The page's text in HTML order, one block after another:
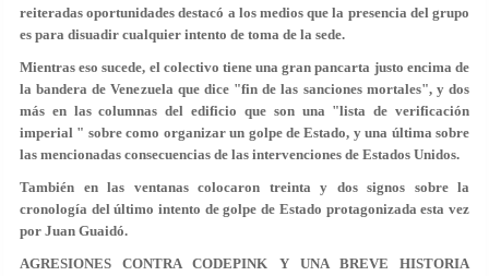
reiteradas oportunidades destacó a los medios que la presencia del grupo
es para disuadir cualquier intento de toma de la sede.
Mientras eso sucede, el colectivo tiene una gran pancarta justo encima de
la bandera de Venezuela que dice "fin de las sanciones mortales", y dos
más en las columnas del edificio que son una "lista de verificación
imperial " sobre como organizar un golpe de Estado, y una última sobre
las mencionadas consecuencias de las intervenciones de Estados Unidos.
También en las ventanas colocaron treinta y dos signos sobre la
cronología del último intento de golpe de Estado protagonizada esta vez
por Juan Guaidó.
AGRESIONES CONTRA CODEPINK Y UNA BREVE HISTORIA